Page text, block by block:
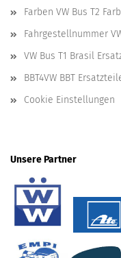
Farben VW Bus T2
Fahrgestellnummer
VW Bus T1 Brasil
BBT4VW BBT
Cookie Einstellungen
Unsere Partner